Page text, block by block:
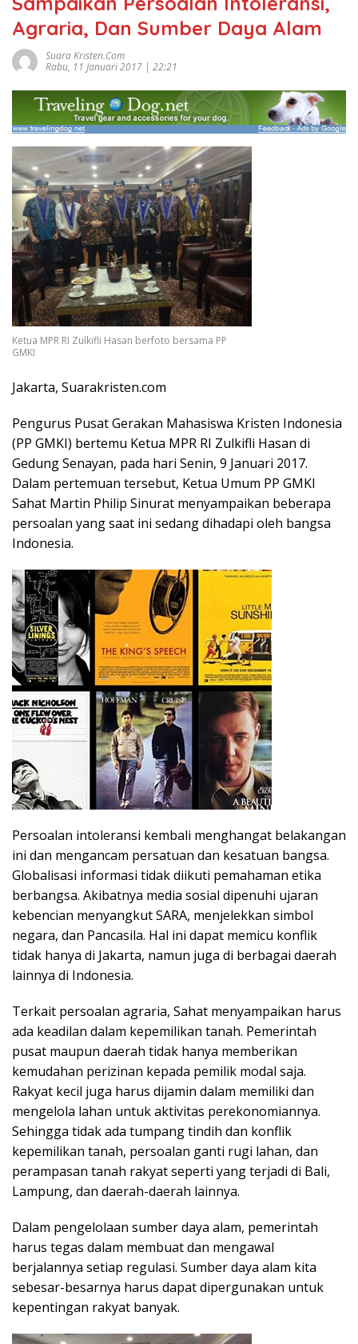
Agraria, Dan Sumber Daya Alam
Suara Kristen.com
Rabu, 11 Januari 2017 | 22:21
Ketua MPR RI Zulkifli Hasan berfoto bersama PP
GMKI
Jakarta, Suarakristen.com
Pengurus Pusat Gerakan Mahasiswa Kristen Indonesia
(PP GMKI) bertemu Ketua MPR RI Zulkifli Hasan di
Gedung Senayan, pada hari Senin, 9 Januari 2017.
Dalam pertemuan tersebut, Ketua Umum PP GMKI
Sahat Martin Philip Sinurat menyampaikan beberapa
persoalan yang saat ini sedang dihadapi oleh bangsa
Indonesia.
Persoalan intoleransi kembali menghangat belakangan
ini dan mengancam persatuan dan kesatuan bangsa.
Globalisasi informasi tidak diikuti pemahaman etika
berbangsa. Akibatnya media sosial dipenuhi ujaran
kebencian menyangkut SARA, menjelekkan simbol
negara, dan Pancasila. Hal ini dapat memicu konflik
tidak hanya di Jakarta, namun juga di berbagai daerah
lainnya di Indonesia.
Terkait persoalan agraria, Sahat menyampaikan harus
ada keadilan dalam kepemilikan tanah. Pemerintah
pusat maupun daerah tidak hanya memberikan
kemudahan perizinan kepada pemilik modal saja.
Rakyat kecil juga harus dijamin dalam memiliki dan
mengelola lahan untuk aktivitas perekonomiannya.
Sehingga tidak ada tumpang tindih dan konflik
kepemilikan tanah, persoalan ganti rugi lahan, dan
perampasan tanah rakyat seperti yang terjadi di Bali,
Lampung, dan daerah-daerah lainnya.
Dalam pengelolaan sumber daya alam, pemerintah
harus tegas dalam membuat dan mengawal
berjalannya setiap regulasi. Sumber daya alam kita
sebesar-besarnya harus dapat dipergunakan untuk
kepentingan rakyat banyak.